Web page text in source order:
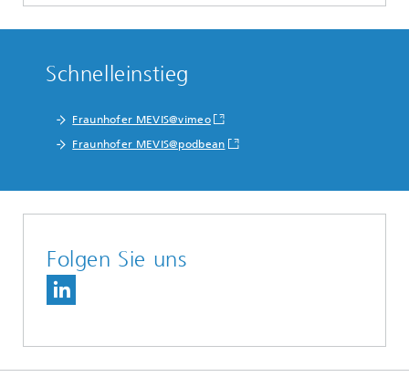
Schnelleinstieg
Fraunhofer MEVIS@vimeo
Fraunhofer MEVIS@podbean
Folgen Sie uns